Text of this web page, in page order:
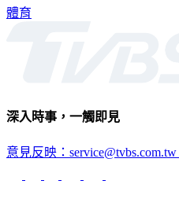
體育
深入時事，一觸即見
意見反映：service@tvbs.com.tw